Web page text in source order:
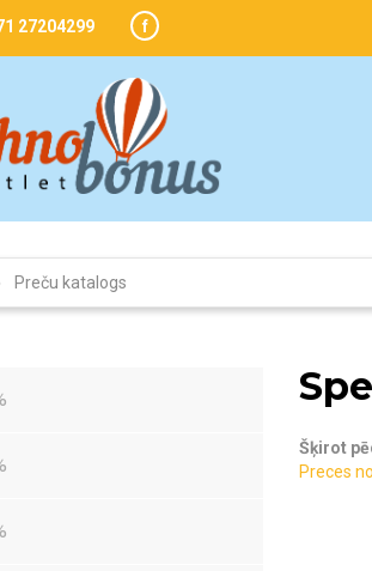
27204299 f
Preču katalogs
Šķirot
Preces